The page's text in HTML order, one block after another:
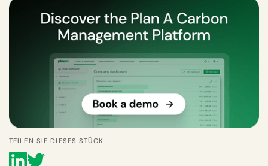
TEILEN SIE DIESES STÜCK